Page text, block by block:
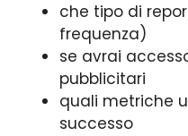
che tipo di
frequenza)
se avrai
pubblicitari
quali metriche
successo